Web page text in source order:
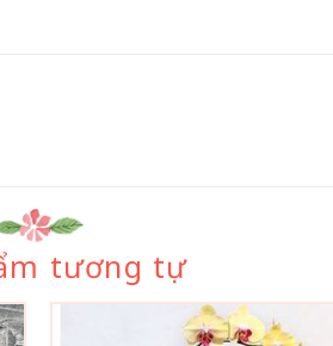
tương tự